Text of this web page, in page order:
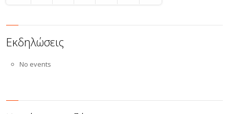
Εκδηλώσεις
No events